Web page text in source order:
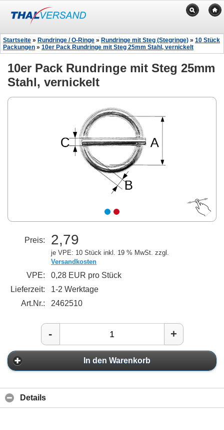
Startseite » Rundringe / O-Ringe » Rundringe mit Steg (Stegringe) » 10 Stück
Packungen » 10er Pack Rundringe mit Steg 25mm Stahl, vernickelt
10er Pack Rundringe mit Steg 25mm
Stahl, vernickelt
Preis: 2,79
je VPE: 10 Stück inkl. 19 % MwSt. zzgl.
Versandkosten
VPE:
0,28 EUR pro Stück
Lieferzeit:
1-2 Werktage
Art.Nr.:
2462510
- +
In den Warenkorb
Details